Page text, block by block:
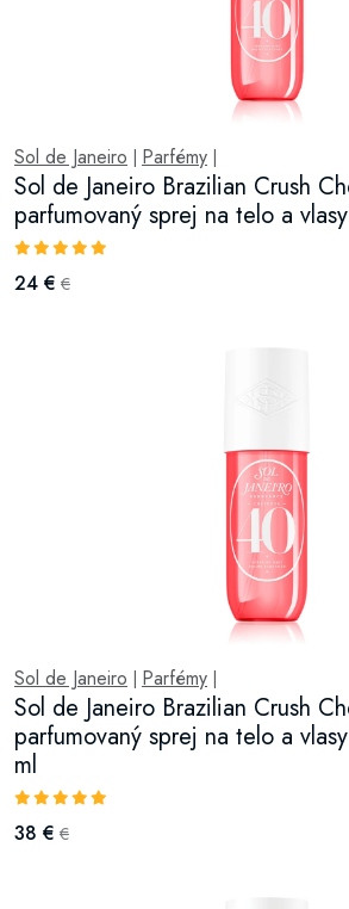
Sol de Janeiro Parfémy
Sol de Janeiro Brazilian Crush
parfumovaný sprej na telo a
24 € €
Sol de Janeiro Parfémy
Sol de Janeiro Brazilian Crush
parfumovaný sprej na telo a
ml
38 € €